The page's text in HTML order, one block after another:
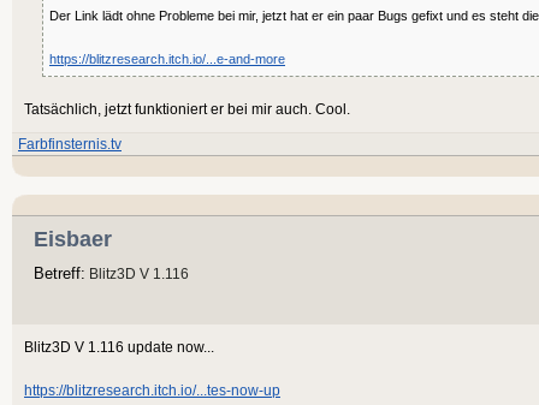
Der Link lädt ohne Probleme bei mir, jetzt hat er ein paar Bugs gefixt und es steht
https://blitzresearch.itch.io/...e-and-more
Tatsächlich, jetzt funktioniert er bei mir auch. Cool.
Farbfinsternis.tv
Eisbaer
Betreff: Blitz3D V 1.116
Blitz3D V 1.116 update now...
https://blitzresearch.itch.io/...tes-now-up